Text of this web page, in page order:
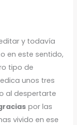
y todavía
en este sentido,
tipo de
unos tres
al despertarte
por las
vivido en ese